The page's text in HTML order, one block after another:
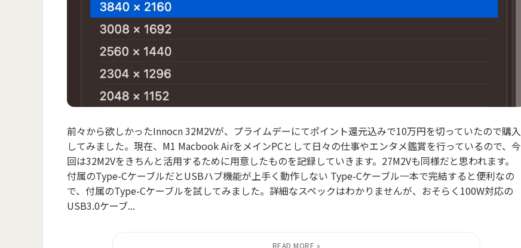
前々から欲しかったInnocn 32M2Vが、プライムデーにてポイント還元込みで10万円を切っていたので購入
してみました。現在、M1 Macbook AirをメインPCとして日々の仕事やエンタメ鑑賞を行っているので、今
回は32M2Vをきちんと活用するために用意したものを記録していきます。27M2Vも同様だと思われます。
付属のType-CケーブルだとUSBハブ機能が上手く動作しない Type-Cケーブル一本で完結すると便利なの
で、付属のType-Cケーブルを試してみました。詳細なスペックはわかりませんが、おそらく100W対応の
USB3.0ケーブ...